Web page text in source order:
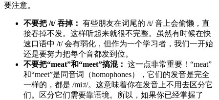
要注意。
不要把 /t/ 吞掉： 有些朋友在词尾的 /t/ 音上会偷懒，直
接吞掉不发。这样听起来就很不完整。虽然有时候在快
速口语中 /t/ 会有弱化，但作为一个学习者，我们一开始
还是要努力把每个音都发到位。
不要把“meat”和“meet”搞混： 这一点非常重要！“meat”
和“meet”是同音词（homophones），它们的发音是完全
一样的，都是 /miːt/。这意味着你在发音上不用去区分它
们。区分它们需要靠语境。所以，如果你已经掌握了